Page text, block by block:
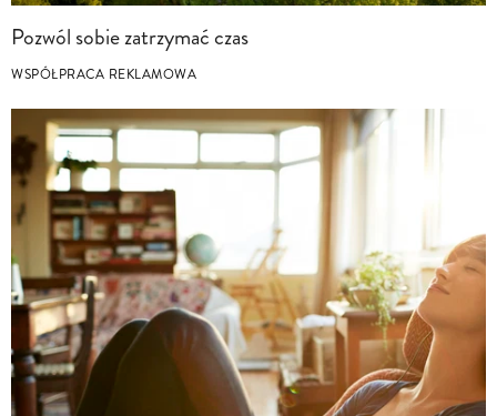
Pozwól sobie zatrzymać czas
WSPÓŁPRACA REKLAMOWA